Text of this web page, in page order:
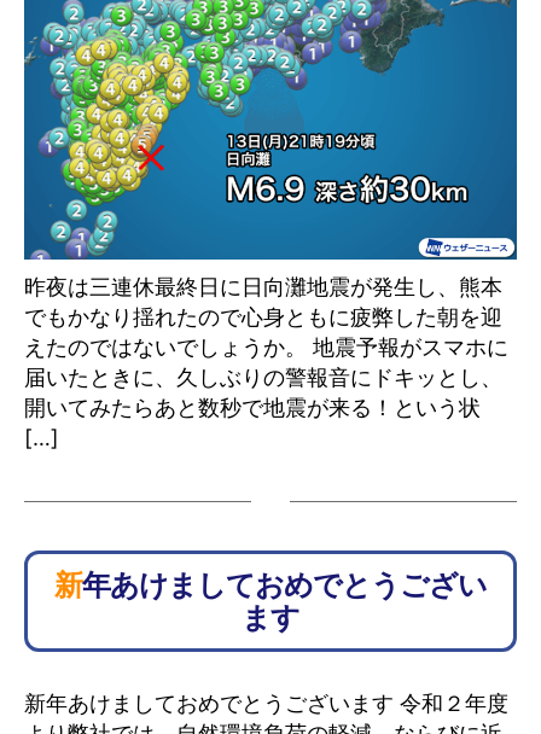
昨夜は三連休最終日に日向灘地震が発生し、熊本
でもかなり揺れたので心身ともに疲弊した朝を迎
えたのではないでしょうか。 地震予報がスマホに
届いたときに、久しぶりの警報音にドキッとし、
開いてみたらあと数秒で地震が来る！という状
[…]
新年あけましておめでとうござい
ます
新年あけましておめでとうございます 令和２年度